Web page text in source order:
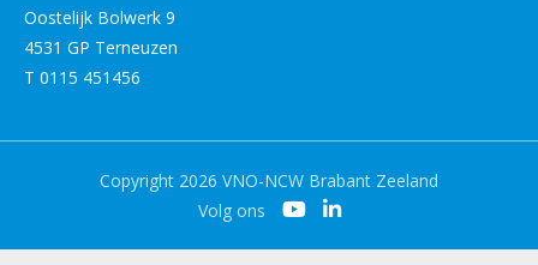
Oostelijk Bolwerk 9
4531 GP Terneuzen
T 0115 451456
Copyright 2026 VNO-NCW Brabant Zeeland
Volg ons